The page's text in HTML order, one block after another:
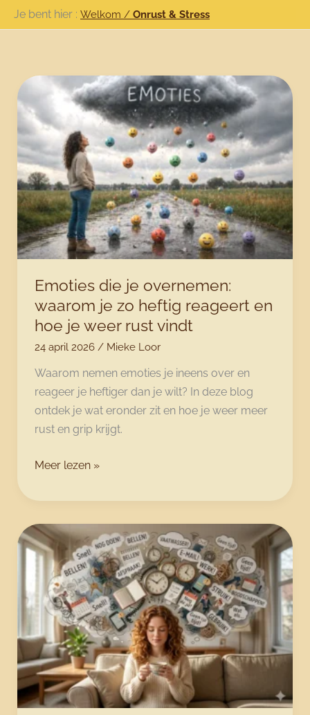
naar
Je bent hier : Welkom / Onrust & Stress
Emoties die je overnemen:
waarom je zo heftig reageert en
hoe je weer rust vindt
24 april 2026 / Mieke Loor
Waarom nemen emoties je ineens over en
reageer je heftiger dan je wilt? In deze blog
ontdek je wat eronder zit en hoe je weer meer
rust en grip krijgt.
Emoties
je
overnemen:
waarom
je
heftig
reageert
en
hoe
je
weer
rust
Meer lezen »